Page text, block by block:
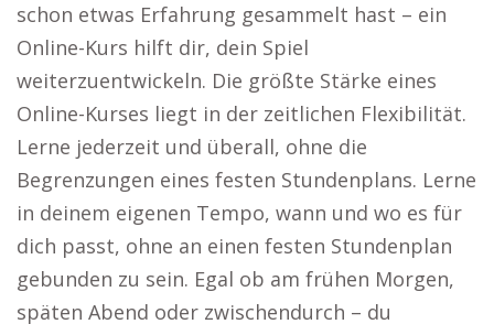
schon etwas Erfahrung gesammelt hast – ein
Online-Kurs hilft dir, dein Spiel
weiterzuentwickeln. Die größte Stärke eines
Online-Kurses liegt in der zeitlichen Flexibilität.
Lerne jederzeit und überall, ohne die
Begrenzungen eines festen Stundenplans. Lerne
in deinem eigenen Tempo, wann und wo es für
dich passt, ohne an einen festen Stundenplan
gebunden zu sein. Egal ob am frühen Morgen,
späten Abend oder zwischendurch – du